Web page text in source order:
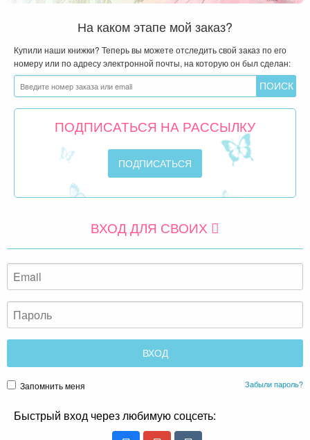
На каком этапе мой заказ?
Купили наши книжки? Теперь вы можете отследить свой заказ по его
номеру или по адресу электронной почты, на которую он был сделан:
ПОДПИСАТЬСЯ НА РАССЫЛКУ
ВХОД ДЛЯ СВОИХ
Запомнить меня Забыли пароль?
Быстрый вход через любимую соцсеть: